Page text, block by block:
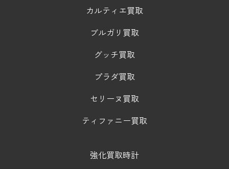
カルティエ買取
ブルガリ買取
グッチ買取
プラダ買取
セリーヌ買取
ティファニー買取
強化買取時計